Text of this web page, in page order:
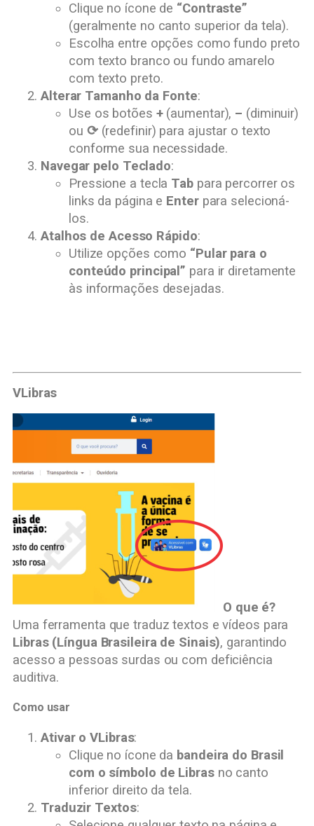
Clique no ícone de “Contraste”
(geralmente no canto superior da tela).
Escolha entre opções como fundo preto
com texto branco ou fundo amarelo
com texto preto.
Alterar Tamanho da Fonte:
Use os botões +(aumentar), – (diminuir)
ou ⟳(redefinir) para ajustar o texto
conforme sua necessidade.
Navegar pelo Teclado:
Pressione a tecla Tabpara percorrer os
links da página e Enterpara selecioná-
los.
Atalhos de Acesso Rápido:
Utilize opções como “Pular para o
conteúdo principal” para ir diretamente
às informações desejadas.
VLibras
O que é?
Uma ferramenta que traduz textos e vídeos para
Libras (Língua Brasileira de Sinais), garantindo
acesso a pessoas surdas ou com deficiência
auditiva.
Como usar
Ativar o VLibras:
Clique no ícone da bandeira do Brasil
com o símbolo de Librasno canto
inferior direito da tela.
Traduzir Textos: